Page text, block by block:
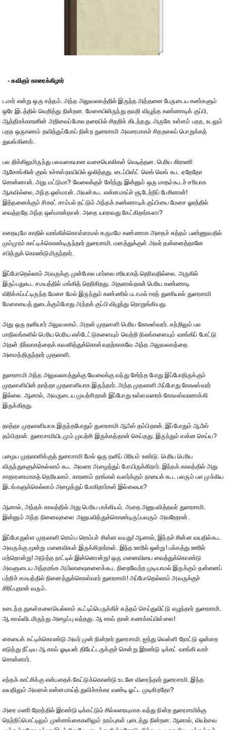
- கவிஞர் காரைக்கிழார்
டமார் என்று ஒரு சத்தம். அந்த அலுவலகத்தில் இருந்த அத்தனை பேருடைய கண்களும்
ஒரே இடத்தில் வெறித்து நின்றன. மேசையிலிருந்து தவறி விழுந்த கண்ணாடிக் குப்பி,
ஆத்திரக்காரனின் அறிவைப்போல தரையில் சிதறிக் கிடந்தது. அருகே உள்ளம் பதற, உடலும்
பதற ஒருகணம் தவித்துப்போய் நின்ற துரைசாமி அவசரமாகச் சிதறலைப் பொறுக்கத்
துவங்கினார்.
பல திக்கிலுமிருந்து பலவகையான வசையொலிகள் வெடித்தன. பெரிய கிராணி
ஆசோங்கின் குரல் உச்சஸ்தாயியில் ஒலித்தது. டைப்பிஸ்ட் லெங் லெங் கூட ஏதேதோ
சொன்னான். அது மட்டுமா? வேலைக்குச் சேர்ந்து இன்னும் ஒரு மாதம்கூடச் சரியாக
ஆகவில்லை, அந்த ஒஸ்மான். அவன்கூட என்னமாய்ச் சூடேற்றிப் பேசினான்!
இத்தனைக்கும் சிகரட் சாம்பல் தட்டும் அந்தக் கண்ணாடிக் குப்பியை மேசை ஓரத்தில்
வைத்ததே அந்த ஒஸ்மான்தான். அதை யாராவது கேட்கிறார்களா?
எதையுமே காதில் வாங்கிக்கொள்ளாமல் கருமமே கண்ணாக அதைச் சுத்தம் பண்ணுவதில்
மும்முரம் காட்டிக்கொண்டிருந்தார் துரைசாமி. மனத்துக்குள் அவர் தன்னைத்தானே
சபித்துக் கொண்டுமிருந்தார்.
இப்போதெல்லாம் அவருக்கு முன்போல பார்வை சரியாகத் தெரிவதில்லை. அருகில்
இருப்பதுகூட சமயத்தில் மங்கித் தெரிகிறது. அதனால்தான் பெரிய கண்ணாடி
விரிக்கப்பட்டிருந்த மேசை மேல் இருந்தும் கண்ணில் படாமல் ஈரத் துணியால் துரைசாமி
மேசையைத் துடைக்கும்போது அந்தக் குப்பி விழுந்து நொறுங்கியது.
அது ஒரு தனியார் அலுவலகம். அதன் முதலாளி பெரிய கோடீஸ்வரர். சுற்றிலும் பல
மாநிலங்களில் பெரிய பெரிய எஸ்டேட்டுகளையும் வெற்றி நிலங்களையும் வாங்கிப் போட்டு
அதன் நிர்வாகத்தைக் கவனித்துக்கொள்வதற்காகவே அந்த அலுவலகத்தை
அமைத்திருந்தார் முதலாளி.
துரைசாமி அந்த அலுவலகத்துக்கு வேலைக்கு வந்து சேர்ந்த போது இப்போதிருக்கும்
முதலாளியின் தாத்தா முதலாளியாக இருந்தார். அந்த முதலாளி அப்போது கோடீஸ்வரர்
இல்லை. ஆனால், அவருடைய முயற்சிதான் இப்போது உள்ளவரைக் கோடீஸ்வரனாக்கி
இருக்கிறது.
தாத்தா முதலாளியாக இருந்தபோதும் துரைசாமி ஆபீஸ் தம்பிதான். இப்போதும் ஆபீஸ்
தம்பிதான். துரைசாமியிடமும் முயற்சி இருக்கத்தான் செய்தது. இருந்தும் என்ன செய்ய?
பழைய முதலாளிக்குத் துரைசாமி மேல் ஒரு தனிப் பிரியம் உண்டு. பெரிய பெரிய
விருந்துகளுக்கெல்லாம் கூட அவரை அழைத்துப் போயிருக்கிறார். இந்தக் காலத்தில் அது
சாதாரணமாகத் தெரியலாம். காரணம் தாங்கள் வளர்க்கும் நாயைக் கூட பலரும் பல முக்கிய
இடங்களுக்கெல்லாம் அழைத்துப் போகிறார்கள் இல்லையா?
ஆனால், அந்தக் காலத்தில் அது பெரிய பாக்கியம். அதை அனுபவித்தவர் துரைசாமி.
இன்னும் அந்த நினைவுகளை அனுபவித்துக்கொண்டிருப்பவரும் அவரேதான்.
இப்போதுள்ள முதலாளி ரொம்ப ரொம்பச் சின்ன வயது! ஆனால், இந்தச் சின்ன வயதில்கூட
அவருக்கு மூன்று மனைவிகள் இருக்கிறார்கள். இந்த ஊரில் ஒன்று! பக்கத்து ஊரில்
மற்றொன்று! அடுத்த நாட்டில் இன்னொன்று! ஒரு மனைவியை வைத்துக்கொண்டு
அவளுடைய அந்தரங்க அபிலாஷைகளைக்கூட நிறைவேற்ற முடியாமல் இருக்கும் தன்னைப்
பற்றிச் சமயத்தில் நினைத்துக்கொள்வார் துரைசாமி! அப்போதெல்லாம் அவருக்குச்
சிரிப்புதான் வரும்.
உடைந்த துகள்களையெல்லாம் கூட்டிப்பெருக்கிச் சுத்தம் செய்துவிட்டு எழுந்தார் துரைசாமி.
ஆ காவ்விடமிருந்து அழைப்பு வந்தது. ஆ காவ் தான் கணக்கப்பிள்ளை!
கையைக் கட்டிக்கொண்டு அவர் முன் நின்றார் துரைசாமி. ஐந்து வெள்ளி நோட்டு ஒன்றை
எடுத்து நீட்டிய ஆ காவ் ஓடியன் தியேட்டருக்குச் சென்று இரண்டு டிக்கட் வாங்கி வரச்
சொன்னார்.
எந்தக் காட்சிக்கு என்பதைக் கேட்டுக்கொண்டு உடனே விரைந்தார் துரைசாமி. இந்த
வயதிலும் அவரால் என்னமாய்த் துவிச்சக்கர வண்டி ஓட்ட முடிகிறதோ?
அரை மணி நேரத்தில் இரண்டு டிக்கட்டும் சில்லரையுமாக வந்து நின்ற துரைசாமிக்கு
நெற்றிப்பொட்டிலும் முன்னங்கைகளிலும் நரம்புகள் புடைத்து நின்றன. ஆனால், வியர்வை